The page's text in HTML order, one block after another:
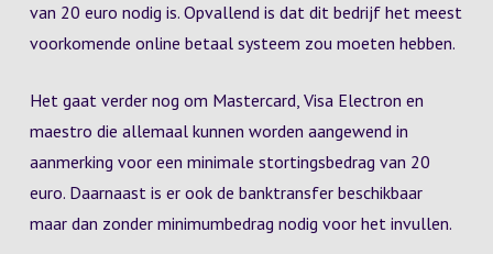
van 20 euro nodig is. Opvallend is dat dit bedrijf het meest
voorkomende online betaal systeem zou moeten hebben.
Het gaat verder nog om Mastercard, Visa Electron en
maestro die allemaal kunnen worden aangewend in
aanmerking voor een minimale stortingsbedrag van 20
euro. Daarnaast is er ook de banktransfer beschikbaar
maar dan zonder minimumbedrag nodig voor het invullen.